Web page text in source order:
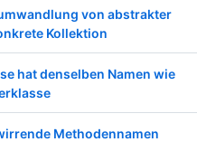
von abstrakter
Kollektion
hat denselben Namen wie
Methodennamen